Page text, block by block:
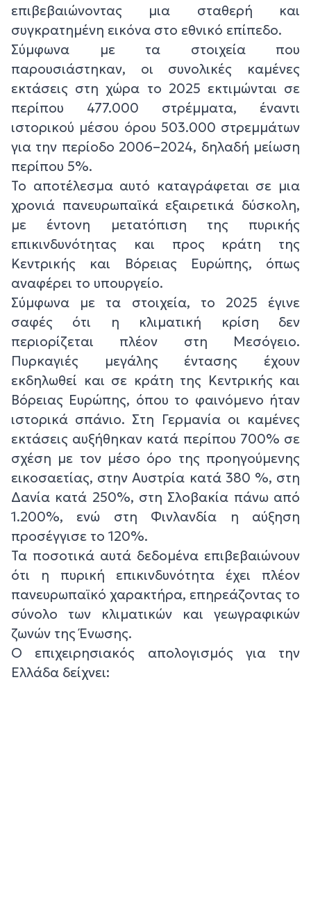
επιβεβαιώνοντας μια σταθερή και
συγκρατημένη εικόνα στο εθνικό επίπεδο.
Σύμφωνα με τα στοιχεία που
παρουσιάστηκαν, οι συνολικές καμένες
εκτάσεις στη χώρα το 2025 εκτιμώνται σε
περίπου 477.000 στρέμματα, έναντι
ιστορικού μέσου όρου 503.000 στρεμμάτων
για την περίοδο 2006–2024, δηλαδή μείωση
περίπου 5%.
Το αποτέλεσμα αυτό καταγράφεται σε μια
χρονιά πανευρωπαϊκά εξαιρετικά δύσκολη,
με έντονη μετατόπιση της πυρικής
επικινδυνότητας και προς κράτη της
Κεντρικής και Βόρειας Ευρώπης, όπως
αναφέρει το υπουργείο.
Σύμφωνα με τα στοιχεία, το 2025 έγινε
σαφές ότι η κλιματική κρίση δεν
περιορίζεται πλέον στη Μεσόγειο.
Πυρκαγιές μεγάλης έντασης έχουν
εκδηλωθεί και σε κράτη της Κεντρικής και
Βόρειας Ευρώπης, όπου το φαινόμενο ήταν
ιστορικά σπάνιο. Στη Γερμανία οι καμένες
εκτάσεις αυξήθηκαν κατά περίπου 700% σε
σχέση με τον μέσο όρο της προηγούμενης
εικοσαετίας, στην Αυστρία κατά 380 %, στη
Δανία κατά 250%, στη Σλοβακία πάνω από
1.200%, ενώ στη Φινλανδία η αύξηση
προσέγγισε το 120%.
Τα ποσοτικά αυτά δεδομένα επιβεβαιώνουν
ότι η πυρική επικινδυνότητα έχει πλέον
πανευρωπαϊκό χαρακτήρα, επηρεάζοντας το
σύνολο των κλιματικών και γεωγραφικών
ζωνών της Ένωσης.
Ο επιχειρησιακός απολογισμός για την
Ελλάδα δείχνει: